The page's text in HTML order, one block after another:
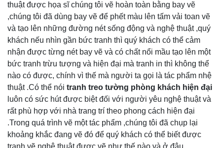
thuật được họa sĩ chúng tôi vẽ hoàn toàn bằng bay vẽ
,chúng tôi đã dùng bay vẽ để phết màu lên tấm vải toan vẽ
và tạo lên những đường nét sống động và nghệ thuật ,quý
khách nếu nhìn gần bức tranh thì quý khách có thể cảm
nhận được từng nét bay vẽ và có chất nổi mầu tạo lên một
bức tranh trừu tượng và hiện đại mà tranh in thì không thể
nào có được, chính vì thế mà người ta gọi là tác phẩm nhệ
thuật .Có thể nói tranh treo tường phòng khách hiện đại
luôn có sức hút được biệt đối với người yêu nghệ thuật và
rất phù hợp với nhà trang trí theo phong cách hiện đại
.Trong quá trình vẽ một tác phẩm ,chúng tôi đã chụp lại
khoảng khắc đang vẽ đó để quý khách có thể biết được